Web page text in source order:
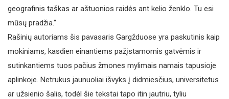
geografinis taškas ar aštuonios raidės ant kelio ženklo. Tu esi
mūsų pradžia.“
Rašinių autoriams šis pavasaris Gargžduose yra paskutinis kaip
mokiniams, kasdien einantiems pažįstamomis gatvėmis ir
sutinkantiems tuos pačius žmones mylimais namais tapusioje
aplinkoje. Netrukus jaunuoliai išvyks į didmiesčius, universitetus
ar užsienio šalis, todėl šie tekstai tapo itin jautriu, tyliu